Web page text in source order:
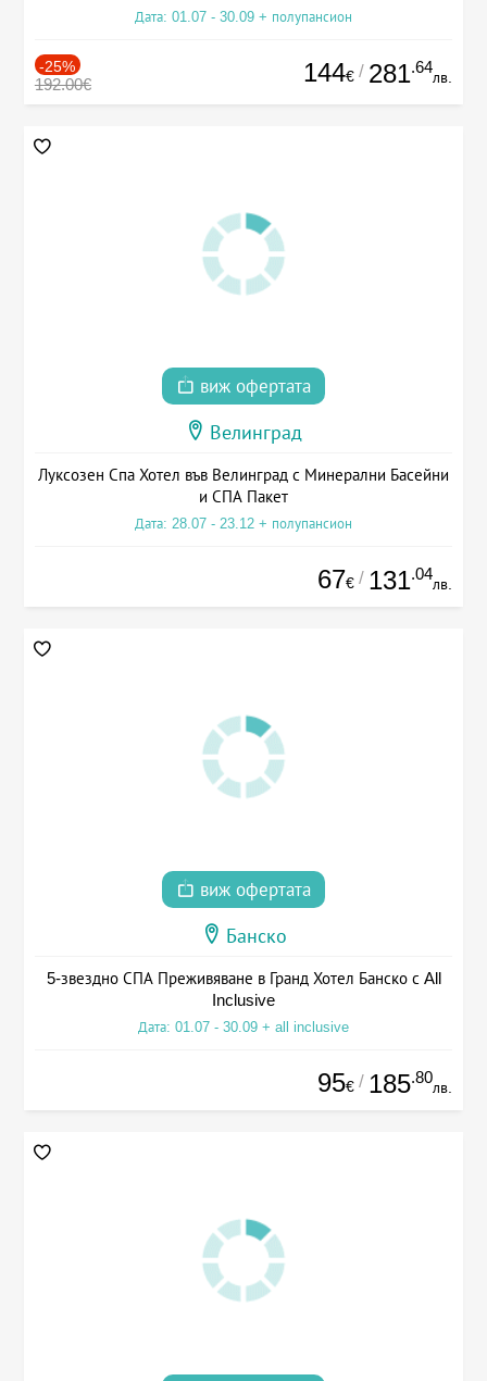
Дата: 01.07 - 30.09 + полупансион
-25%
192.00€ 144€ / 281.64
лв.
виж офертата
Велинград
Луксозен Спа Хотел във Велинград с Минерални Басейни
и СПА Пакет
Дата: 28.07 - 23.12 + полупансион
67€ / 131.04
лв.
виж офертата
Банско
5-звездно СПА Преживяване в Гранд Хотел Банско с All
Inclusive
Дата: 01.07 - 30.09 + all inclusive
95€ / 185.80
лв.